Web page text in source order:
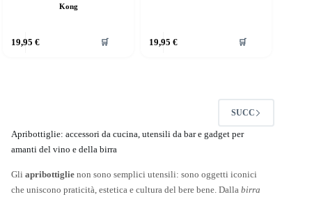
Kong
19,95 € 🛒 19,95 € 🛒
SUCC
Apribottiglie: accessori da cucina, utensili da bar e gadget per
amanti del vino e della birra
Gli apribottiglie non sono semplici utensili: sono oggetti iconici
che uniscono praticità, estetica e cultura del bere bene. Dalla birra